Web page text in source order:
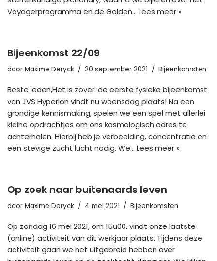
Voyagerprogramma en de Golden… Lees meer »
Bijeenkomst 22/09
door Maxime Deryck 20 september 2021 Bijeenkomsten
Beste leden,Het is zover: de eerste fysieke bijeenkomst
van JVS Hyperion vindt nu woensdag plaats! Na een
grondige kennismaking, spelen we een spel met allerlei
kleine opdrachtjes om ons kosmologisch adres te
achterhalen. Hierbij heb je verbeelding, concentratie en
een stevige zucht lucht nodig. We… Lees meer »
Op zoek naar buitenaards leven
door Maxime Deryck 4 mei 2021 Bijeenkomsten
Op zondag 16 mei 2021, om 15u00, vindt onze laatste
(online) activiteit van dit werkjaar plaats. Tijdens deze
activiteit gaan we het uitgebreid hebben over